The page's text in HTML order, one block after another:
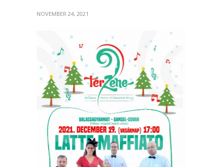
NOVEMBER 24, 2021